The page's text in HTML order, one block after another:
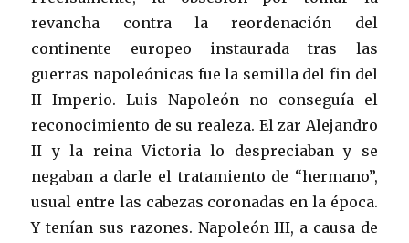
revancha contra la reordenación del
continente europeo instaurada tras las
guerras napoleónicas fue la semilla del fin del
II Imperio. Luis Napoleón no conseguía el
reconocimiento de su realeza. El zar Alejandro
II y la reina Victoria lo despreciaban y se
negaban a darle el tratamiento de “hermano”,
usual entre las cabezas coronadas en la época.
Y tenían sus razones. Napoleón III, a causa de